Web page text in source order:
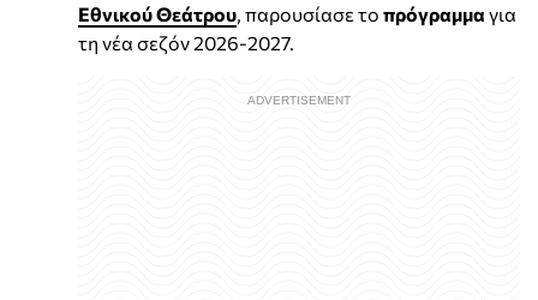
Εθνικού Θεάτρου, παρουσίασε το πρόγραμμα για
τη νέα σεζόν 2026-2027.